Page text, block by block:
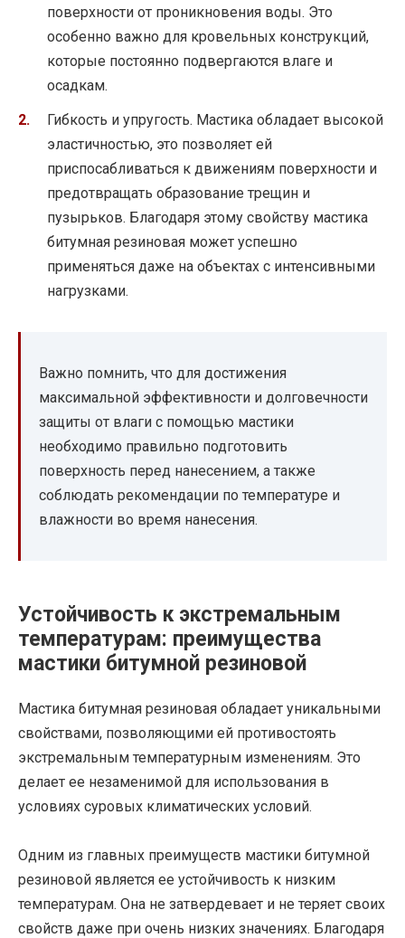
поверхности от проникновения воды. Это
особенно важно для кровельных конструкций,
которые постоянно подвергаются влаге и
осадкам.
Гибкость и упругость. Мастика обладает высокой
эластичностью, это позволяет ей
приспосабливаться к движениям поверхности и
предотвращать образование трещин и
пузырьков. Благодаря этому свойству мастика
битумная резиновая может успешно
применяться даже на объектах с интенсивными
нагрузками.
Важно помнить, что для достижения
максимальной эффективности и долговечности
защиты от влаги с помощью мастики
необходимо правильно подготовить
поверхность перед нанесением, а также
соблюдать рекомендации по температуре и
влажности во время нанесения.
Устойчивость к экстремальным
температурам: преимущества
мастики битумной резиновой
Мастика битумная резиновая обладает уникальными
свойствами, позволяющими ей противостоять
экстремальным температурным изменениям. Это
делает ее незаменимой для использования в
условиях суровых климатических условий.
Одним из главных преимуществ мастики битумной
резиновой является ее устойчивость к низким
температурам. Она не затвердевает и не теряет своих
свойств даже при очень низких значениях. Благодаря